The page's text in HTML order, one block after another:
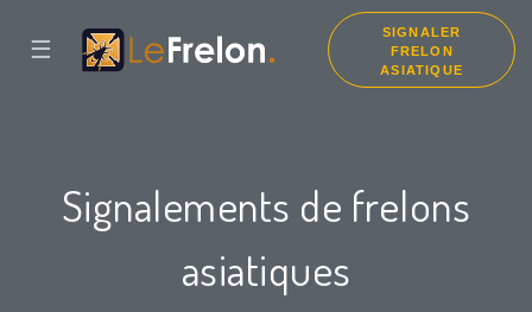
☰
SIGNALER
FRELON
ASIATIQUE
Signalements de frelons
asiatiques